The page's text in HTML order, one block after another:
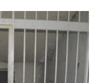
صفحه
جستجو
مجموعه تصویری
ورزش
بحران مهاجرت
'کووید-۱۹'